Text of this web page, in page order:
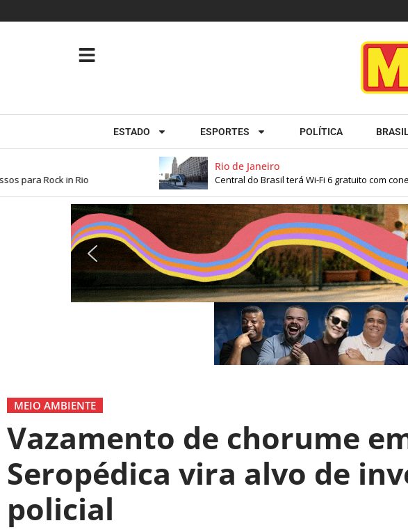
ESTADO ESPORTES POLÍTICA
Rio de Janeiro
Central do Brasil terá Wi-Fi 6 gratuito com
Rock in Rio
MEIO AMBIENTE
Vazamento de chorume
Seropédica vira alvo de
policial